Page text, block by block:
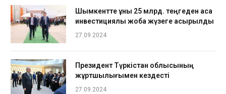
Шымкентте құны 25 млрд. теңгеден аса
инвестициялық жоба жүзеге асырылды
27.09.2024
Президент Түркістан облысының
жұртшылығымен кездесті
27.09.2024